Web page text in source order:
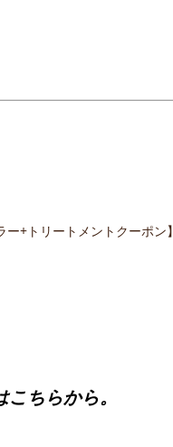
ー+トリートメントクーポン】
ちらから。